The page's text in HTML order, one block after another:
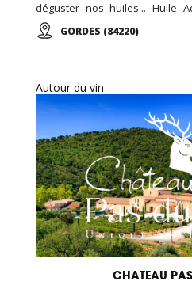
déguster nos huiles... Huile
aromatisées, olives, tapenades
GORDES (84220)
Autour du vin
CHATEAU